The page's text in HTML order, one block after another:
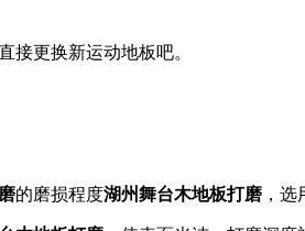
接更换新运动地板吧。
的磨损程度湖州舞台木地板打磨 ，